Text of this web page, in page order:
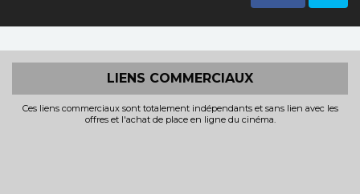
LIENS COMMERCIAUX
Ces liens commerciaux sont totalement indépendants et sans lien avec les
offres et l'achat de place en ligne du cinéma.